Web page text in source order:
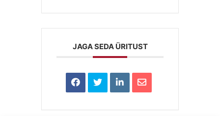
JAGA SEDA ÜRITUST